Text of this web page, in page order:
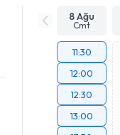
8 Ağu
Cmt
11:30
12:00
12:30
13:00